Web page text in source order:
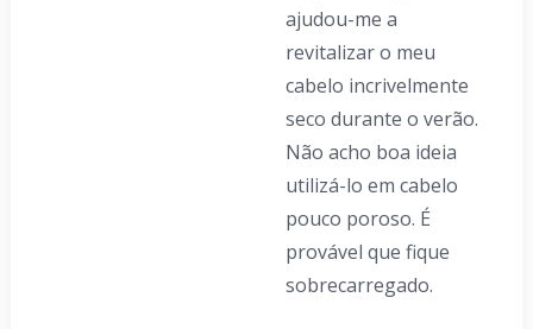
ajudou-me a
revitalizar o meu
cabelo incrivelmente
seco durante o verão.
Não acho boa ideia
utilizá-lo em cabelo
pouco poroso. É
provável que fique
sobrecarregado.